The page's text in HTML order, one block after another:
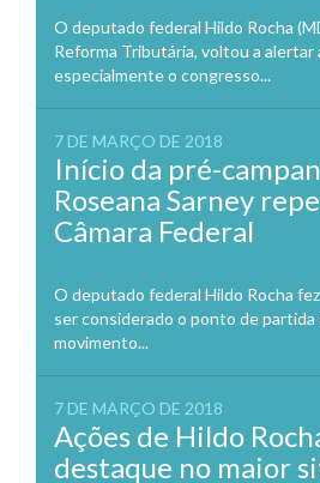
O deputado federal Hildo Rocha
Reforma Tributária, voltou a alertar
especialmente o congresso...
7 DE MARÇO DE 2018
Início da pré-
Roseana Sarney
Câmara Federal
O deputado federal Hildo Rocha
ser considerado o ponto de partida
movimento...
7 DE MARÇO DE 2018
Ações de Hildo
destaque no maior